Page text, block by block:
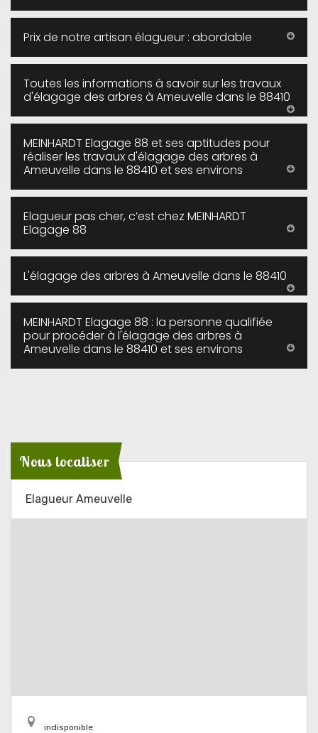
Prix de notre artisan élagueur : abordable
Toutes les informations à savoir sur les travaux
d'élagage des arbres à Ameuvelle dans le 88410
MEINHARDT Elagage 88 et ses aptitudes pour
réaliser les travaux d'élagage des arbres à
Ameuvelle dans le 88410 et ses environs
Elagueur pas cher, c’est chez MEINHARDT
Elagage 88
L'élagage des arbres à Ameuvelle dans le 88410
MEINHARDT Elagage 88 : la personne qualifiée
pour procéder à l'élagage des arbres à
Ameuvelle dans le 88410 et ses environs
Nous localiser
Elagueur Ameuvelle
indisponible